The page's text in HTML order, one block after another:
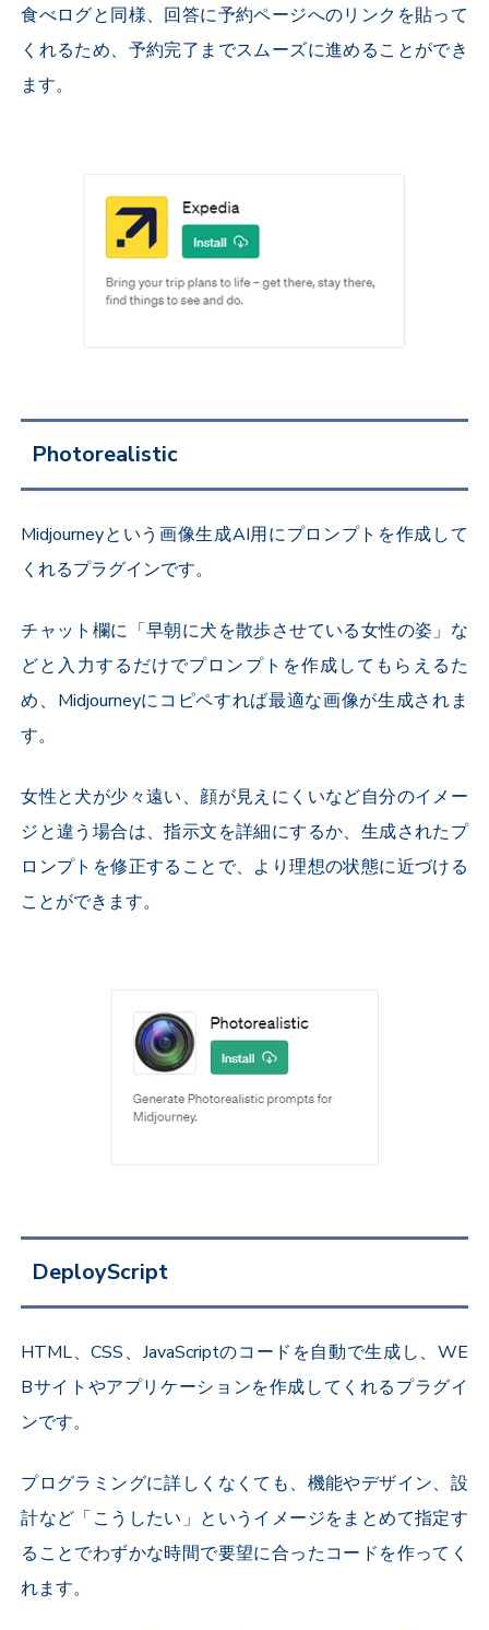
食べログと同様、回答に予約ページへのリンクを貼って
くれるため、予約完了までスムーズに進めることができ
ます。
Photorealistic
Midjourneyという画像生成AI用にプロンプトを作成して
くれるプラグインです。
チャット欄に「早朝に犬を散歩させている女性の姿」な
どと入力するだけでプロンプトを作成してもらえるた
め、 Midjourneyにコピペすれば最適な画像が生成されま
す。
女性と犬が少々遠い、顔が見えにくいなど自分のイメー
ジと違う場合は、指示文を詳細にするか、生成されたプ
ロンプトを修正することで、より理想の状態に近づける
ことができます。
DeployScript
HTML、CSS、JavaScriptのコードを自動で生成し、WE
Bサイトやアプリケーションを作成してくれるプラグイ
ンです。
プログラミングに詳しくなくても、機能やデザイン、設
計など「こうしたい」というイメージをまとめて指定す
ることでわずかな時間で要望に合ったコードを作ってく
れます。